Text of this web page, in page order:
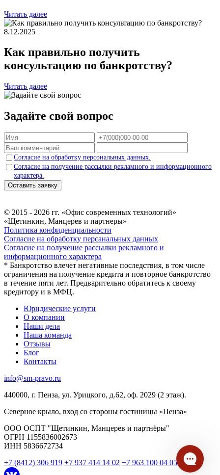
Читать далее
8.12.2025
Как правильно получить
консультацию по банкротству?
Читать далее
Задайте свой вопрос
Согласие на обработку персональных данных.
Согласие на получение рассылки рекламного и информационного
характера.
Оставить заявку
© 2015 - 2026 гг. «Офис современных технологий»
«Щетинкин, Манцерев и партнеры»
Политика конфиденциальности
Согласие на обработку персанальных данных
Согласие на получение рассылки рекламного и
информационного характера
* Банкротство влечет негативные последствия, в том числе
ограничения на получение кредита и повторное банкротство
в течение пяти лет. Предварительно обратитесь к своему
кредитору и в МФЦ.
Юридические услуги
О компании
Наши дела
Наша команда
Отзывы
Блог
Контакты
info@sm-pravo.ru
440000, г. Пенза, ул. Урицкого, д.62, оф. 2029 (2 этаж).
Северное крыло, вход со стороны гостиницы «Пенза»
ООО ОСПТ "Щетинкин, Манцерев и партнёры"
ОГРН 1155836002673
ИНН 5836672734
+7 (8412) 306 919 +7 937 414 14 02 +7 963 100 04 05